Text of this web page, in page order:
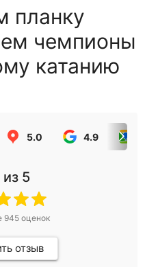
планку
чемпионы
катанию
5.0 4.9
из 5
945оценок
отзыв